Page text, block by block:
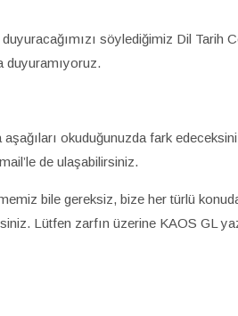
söylediğimiz Dil Tarih
duyuramıyoruz.
aşağıları okuduğunuzda fark
de ulaşabilirsiniz.
bile gereksiz, bize her türlü
Lütfen zarfın üzerine KAOS GL